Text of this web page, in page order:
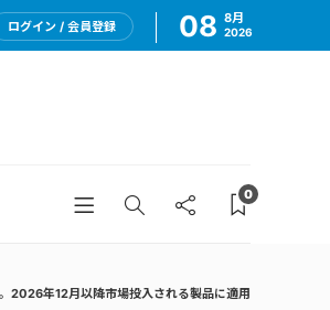
ログイン / 会員登録 08 8月
2026
0
2026年12月以降市場投入される製品に適用